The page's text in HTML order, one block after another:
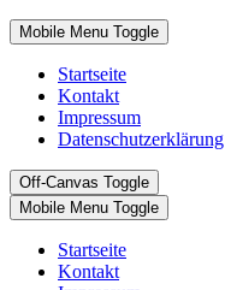
Mobile Menu Toggle
Startseite
Kontakt
Impressum
Datenschutzerklärung
Off-Canvas Toggle
Mobile Menu Toggle
Startseite
Kontakt